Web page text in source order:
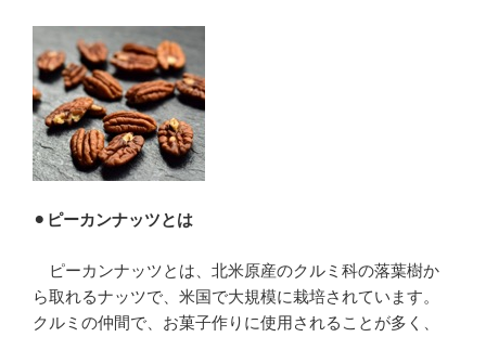
⚫︎ ピーカンナッツとは
ピーカンナッツとは、北米原産のクルミ科の落葉樹か
ら取れるナッツで、米国で大規模に栽培されています。
クルミの仲間で、お菓子作りに使用されることが多く、